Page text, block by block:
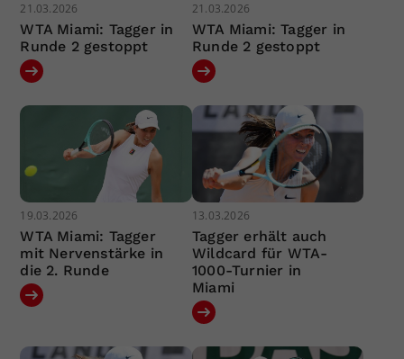
21.03.2026
WTA Miami: Tagger in
Runde 2 gestoppt
21.03.2026
WTA Miami: Tagger in
Runde 2 gestoppt
19.03.2026
WTA Miami: Tagger
mit Nervenstärke in
die 2. Runde
13.03.2026
Tagger erhält auch
Wildcard für WTA-
1000-Turnier in
Miami